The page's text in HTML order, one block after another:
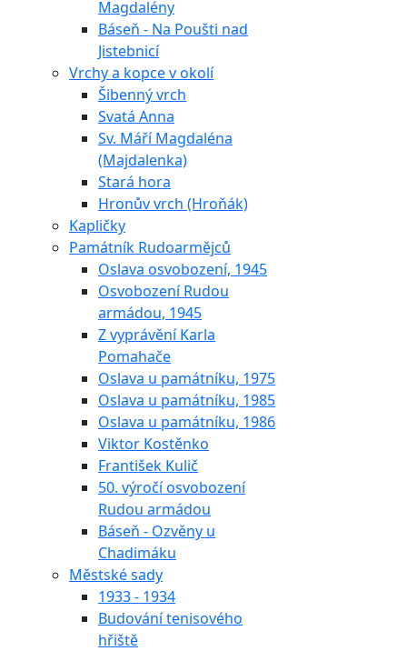
Magdalény
Báseň - Na Poušti nad
Jistebnicí
Vrchy a kopce v okolí
Šibenný vrch
Svatá Anna
Sv. Máří Magdaléna
(Majdalenka)
Stará hora
Hronův vrch (Hroňák)
Kapličky
Památník Rudoarmějců
Oslava osvobození, 1945
Osvobození Rudou
armádou, 1945
Z vyprávění Karla
Pomahače
Oslava u památníku, 1975
Oslava u památníku, 1985
Oslava u památníku, 1986
Viktor Kostěnko
František Kulič
50. výročí osvobození
Rudou armádou
Báseň - Ozvěny u
Chadimáku
Městské sady
1933 - 1934
Budování tenisového
hřiště